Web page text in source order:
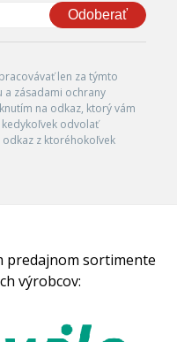
Odoberať
len za týmto
a zásadami ochrany
na odkaz, ktorý vám
kedykoľvek odvolať
z ktoréhokoľvek
predajnom sortimente
výrobcov: